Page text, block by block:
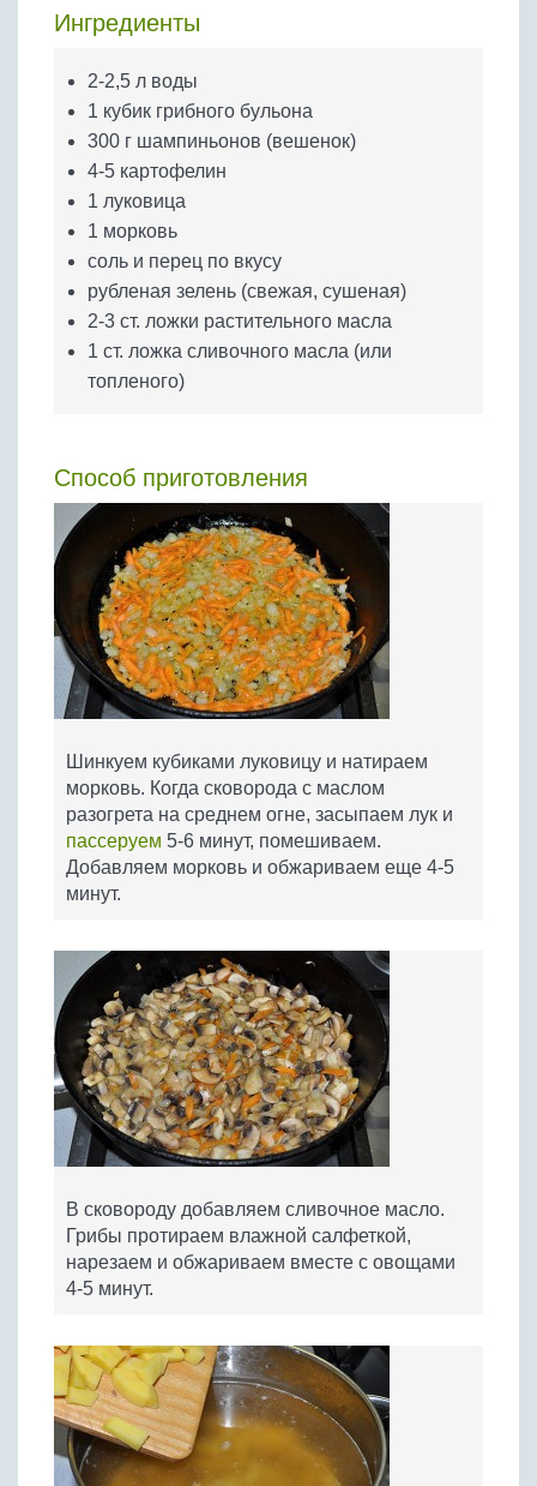
Крупы
Ингредиенты
2-2,5 л воды
1 кубик грибного бульона
300 г шампиньонов (вешенок)
4-5 картофелин
1 луковица
1 морковь
соль и перец по вкусу
рубленая зелень (свежая, сушеная)
2-3 ст. ложки растительного масла
1 ст. ложка сливочного масла (или
топленого)
Способ приготовления
Шинкуем кубиками луковицу и натираем
морковь. Когда сковорода с маслом
разогрета на среднем огне, засыпаем лук и
пассеруем 5-6 минут, помешиваем.
Добавляем морковь и обжариваем еще 4-5
минут.
В сковороду добавляем сливочное масло.
Грибы протираем влажной салфеткой,
нарезаем и обжариваем вместе с овощами
4-5 минут.